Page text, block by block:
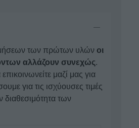
των πρώτων υλών οι
αλλάζουν συνεχώς.
μαζί μας για
για τις ισχύουσες τιμές
διαθεσιμότητα των